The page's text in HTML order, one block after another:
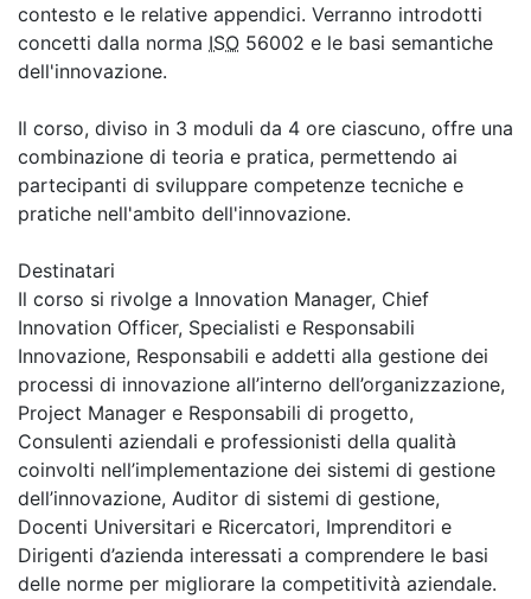
contesto e le relative appendici. Verranno introdotti
concetti dalla norma ISO 56002 e le basi semantiche
dell'innovazione.
Il corso, diviso in 3 moduli da 4 ore ciascuno, offre una
combinazione di teoria e pratica, permettendo ai
partecipanti di sviluppare competenze tecniche e
pratiche nell'ambito dell'innovazione.
Destinatari
Il corso si rivolge a Innovation Manager, Chief
Innovation Officer, Specialisti e Responsabili
Innovazione, Responsabili e addetti alla gestione dei
processi di innovazione all’interno dell’organizzazione,
Project Manager e Responsabili di progetto,
Consulenti aziendali e professionisti della qualità
coinvolti nell’implementazione dei sistemi di gestione
dell’innovazione, Auditor di sistemi di gestione,
Docenti Universitari e Ricercatori, Imprenditori e
Dirigenti d’azienda interessati a comprendere le basi
delle norme per migliorare la competitività aziendale.